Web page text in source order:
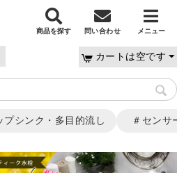
商品を探す 問い合わせ メニュー
カートは空です
プシンク・多目的流し ＃センサ